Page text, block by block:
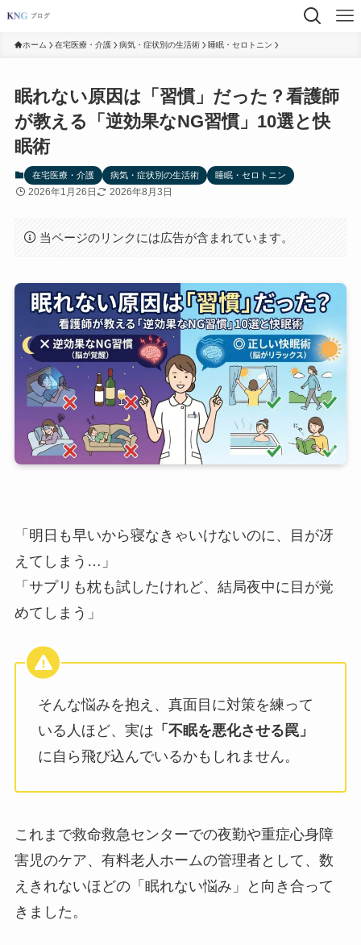
ホーム 在宅医療・介護 病気・症状別の生活術 睡眠・セロトニン
眠れない原因は「習慣」だった？看護師
が教える「逆効果なNG習慣」10選と快
眠術
在宅医療・介護 病気・症状別の生活術 睡眠・セロトニン
2026年1月26日 2026年8月3日
当ページのリンクには広告が含まれています。
「明日も早いから寝なきゃいけないのに、目が冴
えてしまう…」
「サプリも枕も試したけれど、結局夜中に目が覚
めてしまう」
そんな悩みを抱え、真面目に対策を練って
いる人ほど、実は 「不眠を悪化させる罠」
に自ら飛び込んでいるかもしれません。
これまで救命救急センターでの夜勤や重症心身障
害児のケア、有料老人ホームの管理者として、数
えきれないほどの「眠れない悩み」と向き合って
きました。